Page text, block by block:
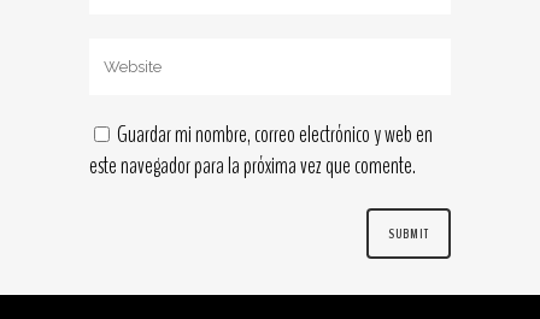
Guardar mi nombre, correo electrónico y web en
este navegador para la próxima vez que comente.